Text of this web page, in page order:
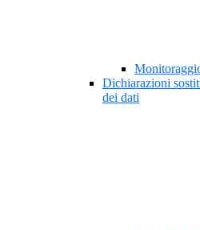
Dichiarazioni
dei dati